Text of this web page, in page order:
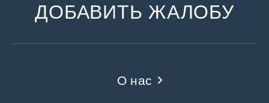
ДОБАВИТЬ ЖАЛОБУ
О нас